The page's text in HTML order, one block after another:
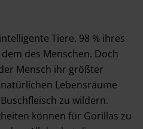
Tiere. 98 % ihres
des Menschen. Doch
Mensch ihr größter
Lebensräume
zu wildern.
können für Gorillas zu